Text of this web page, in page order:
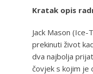
Kratak opis
Jack Mason (Ice-
prekinuti život
dva najbolja
čovjek s kojim je